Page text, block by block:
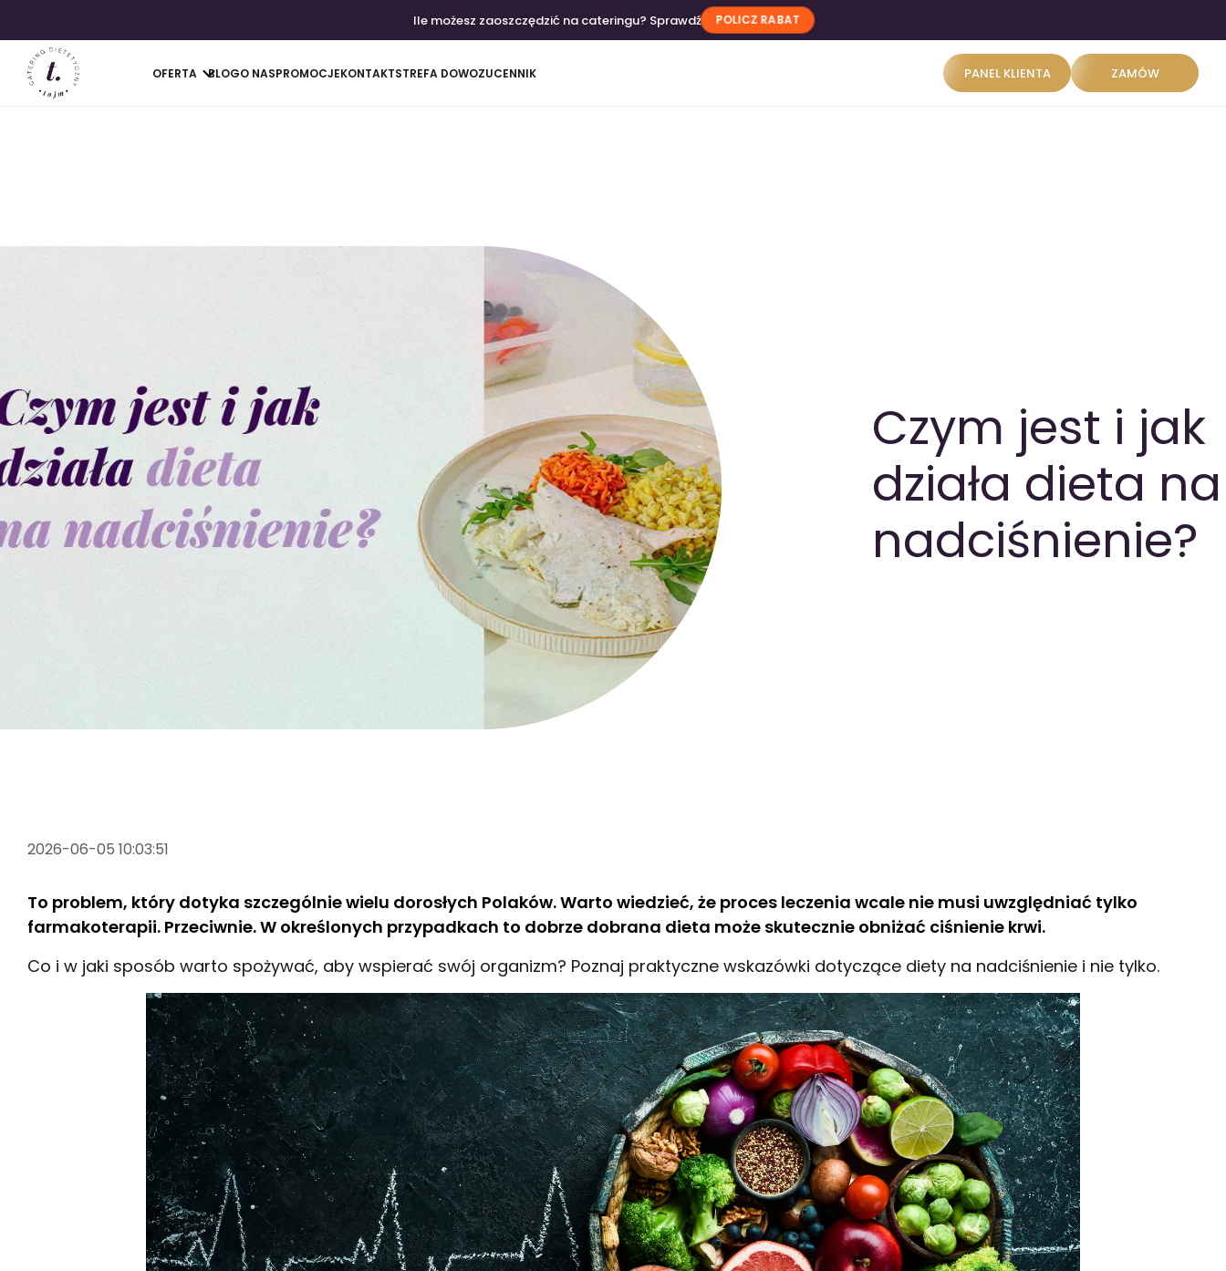
Ile możesz zaoszczędzić na cateringu? Sprawdź POLICZ RABAT
OFERTA
GOTOWA DIETA WYBÓR MENU PAKIETY MEDYCZNE
BLOGO NASPROMOCJEKONTAKTSTREFA DOWOZUCENNIK PANEL KLIENTA ZAMÓW
Czym jest i jak
działa dieta na
nadciśnienie?
2026-06-05 10:03:51
To problem, który dotyka szczególnie wielu dorosłych Polaków. Warto wiedzieć, że proces leczenia wcale nie musi uwzględniać tylko
farmakoterapii. Przeciwnie. W określonych przypadkach to dobrze dobrana dieta może skutecznie obniżać ciśnienie krwi.
Co i w jaki sposób warto spożywać, aby wspierać swój organizm? Poznaj praktyczne wskazówki dotyczące diety na nadciśnienie i nie tylko.